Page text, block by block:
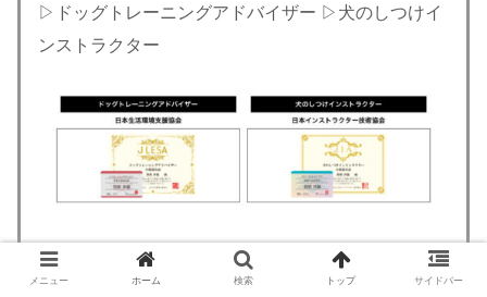
▷ドッグトレーニングアドバイザー ▷犬のしつけイ
ンストラクター
❹ 講座内容：講座修了後に別途資格受験必要
メニュー ホーム 検索 トップ サイドバー